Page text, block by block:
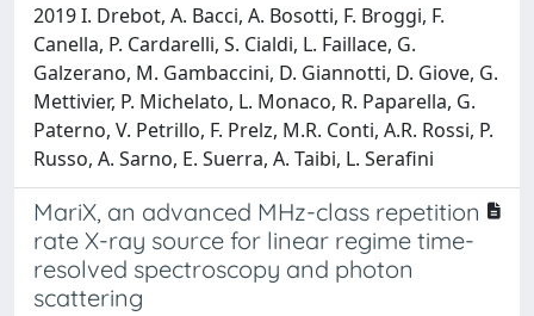
2019 I. Drebot, A. Bacci, A. Bosotti, F. Broggi, F.
Canella, P. Cardarelli, S. Cialdi, L. Faillace, G.
Galzerano, M. Gambaccini, D. Giannotti, D. Giove, G.
Mettivier, P. Michelato, L. Monaco, R. Paparella, G.
Paterno, V. Petrillo, F. Prelz, M.R. Conti, A.R. Rossi, P.
Russo, A. Sarno, E. Suerra, A. Taibi, L. Serafini
MariX, an advanced MHz-class repetition
rate X-ray source for linear regime time-
resolved spectroscopy and photon
scattering